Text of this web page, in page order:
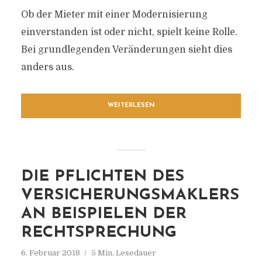
Ob der Mieter mit einer Modernisierung
einverstanden ist oder nicht, spielt keine Rolle.
Bei grundlegenden Veränderungen sieht dies
anders aus.
WEITERLESEN
DIE PFLICHTEN DES
VERSICHERUNGSMAKLERS
AN BEISPIELEN DER
RECHTSPRECHUNG
6. Februar 2018 5 Min. Lesedauer